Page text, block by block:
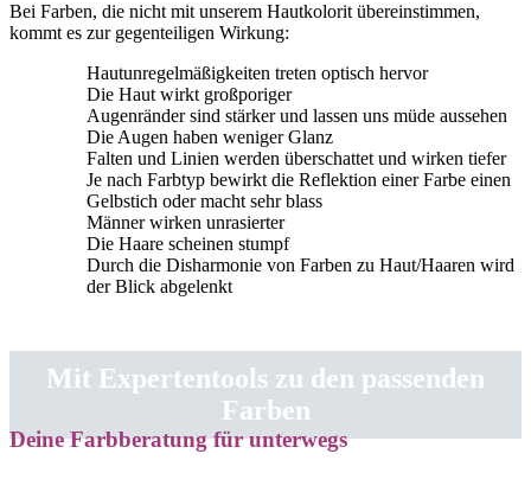
Bei Farben, die nicht mit unserem Hautkolorit übereinstimmen,
kommt es zur gegenteiligen Wirkung:
Hautunregelmäßigkeiten treten optisch hervor
Die Haut wirkt großporiger
Augenränder sind stärker und lassen uns müde aussehen
Die Augen haben weniger Glanz
Falten und Linien werden überschattet und wirken tiefer
Je nach Farbtyp bewirkt die Reflektion einer Farbe einen
Gelbstich oder macht sehr blass
Männer wirken unrasierter
Die Haare scheinen stumpf
Durch die Disharmonie von Farben zu Haut/Haaren wird
der Blick abgelenkt
Mit Expertentools zu den passenden
Farben
Deine Farbberatung für unterwegs